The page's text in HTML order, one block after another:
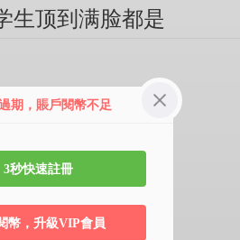
生顶到满脸都是
期，賬戶閱幣不足
3秒快速註冊
幣，升級VIP會員